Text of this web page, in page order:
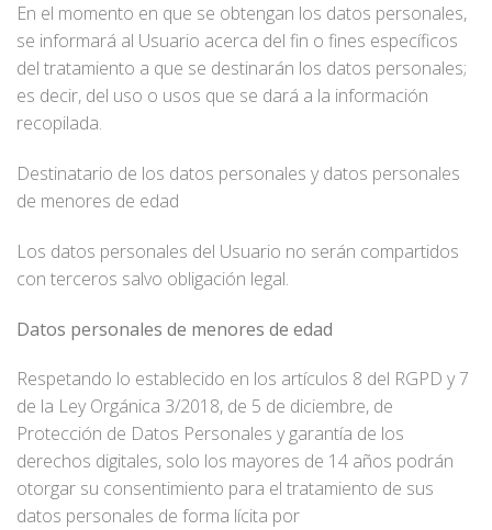
En el momento en que se obtengan los datos personales,
se informará al Usuario acerca del fin o fines específicos
del tratamiento a que se destinarán los datos personales;
es decir, del uso o usos que se dará a la información
recopilada.
Destinatario de los datos personales y datos personales
de menores de edad
Los datos personales del Usuario no serán compartidos
con terceros salvo obligación legal.
Datos personales de menores de edad
Respetando lo establecido en los artículos 8 del RGPD y 7
de la Ley Orgánica 3/2018, de 5 de diciembre, de
Protección de Datos Personales y garantía de los
derechos digitales, solo los mayores de 14 años podrán
otorgar su consentimiento para el tratamiento de sus
datos personales de forma lícita por